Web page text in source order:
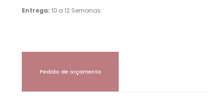
Entrega: 10 a 12 Semanas.
Pedido de orçamento